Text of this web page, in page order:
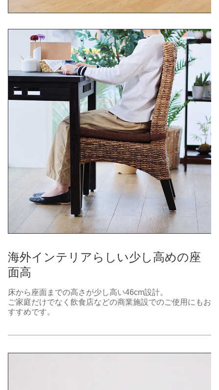
海外インテリアらしい少し高めの座
面高
床から座面までの高さが少し高い46cm設計。
ご家庭だけでなく飲食店などの商業施設でのご使用にもお
すすめです。